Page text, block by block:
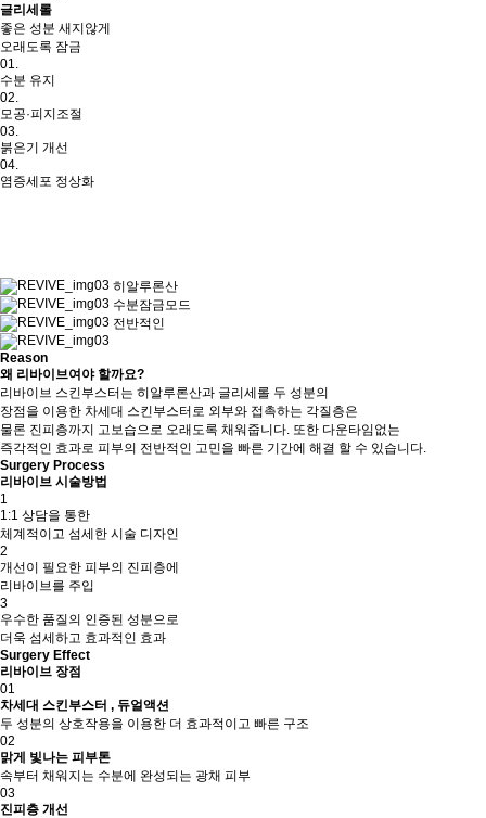
글리세롤
좋은 성분 새지않게
오래도록 잠금
01.
수분 유지
02.
모공·피지조절
03.
붉은기 개선
04.
염증세포 정상화
히알루론산
수분잠금모드
전반적인
Reason
왜 리바이브여야 할까요?
리바이브 스킨부스터는 히알루론산과 글리세롤 두 성분의
장점을 이용한 차세대 스킨부스터로 외부와 접촉하는 각질층은
물론 진피층까지 고보습으로 오래도록 채워줍니다. 또한 다운타임없는
즉각적인 효과로 피부의 전반적인 고민을 빠른 기간에 해결 할 수 있습니다.
Surgery Process
리바이브 시술방법
1
1:1 상담을 통한
체계적이고 섬세한 시술 디자인
2
개선이 필요한 피부의 진피층에
리바이브를 주입
3
우수한 품질의 인증된 성분으로
더욱 섬세하고 효과적인 효과
Surgery Effect
리바이브 장점
01
차세대 스킨부스터 , 듀얼액션
두 성분의 상호작용을 이용한 더 효과적이고 빠른 구조
02
맑게 빛나는 피부톤
속부터 채워지는 수분에 완성되는 광채 피부
03
진피층 개선